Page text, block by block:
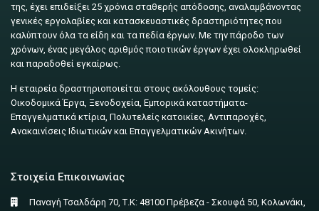
της, έχει επιδείξει 25 χρόνια σταθερής απόδοσης, αναλαμβάνοντας
γενικές εργολαβίες και κατασκευαστικές δραστηριότητες που
καλύπτουν όλα τα είδη και τα πεδία έργων. Με την πάροδο των
χρόνων, ένας μεγάλος αριθμός ποιοτικών έργων έχει ολοκληρωθεί
και παραδοθεί εγκαίρως.
Η εταιρεία δραστηριοποιείται στους ακόλουθους τομείς:
Οικοδομικά Έργα, Ξενοδοχεία, Εμπορικά καταστήματα-
Επαγγελματικά κτίρια, Πολυτελείς κατοικίες, Αντιπαροχές,
Ανακαινίσεις Ιδιωτικών και Επαγγελματικών Ακινήτων.
Στοιχεία Επικοινωνίας
Παναγή Τσαλδάρη 70, Τ.Κ: 48100 Πρέβεζα - Σκουφά 50, Κολωνάκι,